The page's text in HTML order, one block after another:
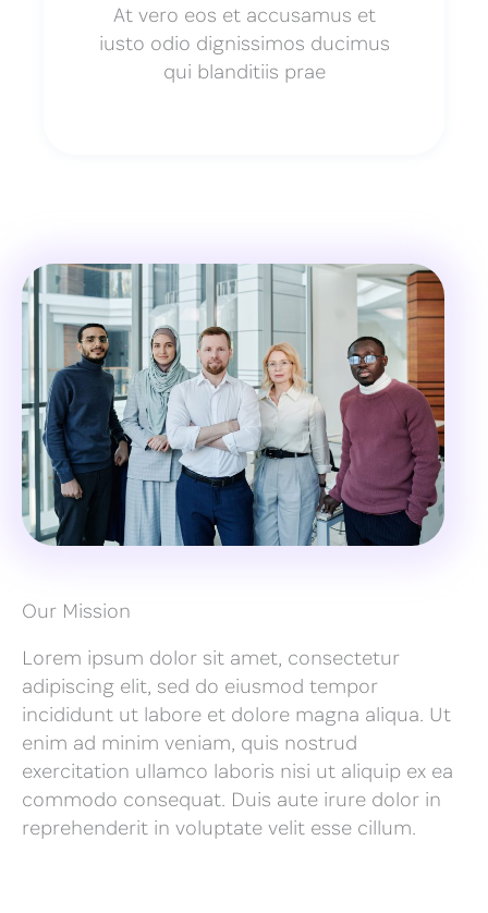
At vero eos et accusamus et
iusto odio dignissimos ducimus
qui blanditiis prae
Our Mission
Lorem ipsum dolor sit amet, consectetur
adipiscing elit, sed do eiusmod tempor
incididunt ut labore et dolore magna aliqua. Ut
enim ad minim veniam, quis nostrud
exercitation ullamco laboris nisi ut aliquip ex ea
commodo consequat. Duis aute irure dolor in
reprehenderit in voluptate velit esse cillum.